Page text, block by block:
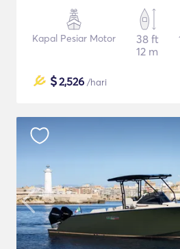
Kapal Pesiar Motor
38 ft
12 m
$2,526 /hari